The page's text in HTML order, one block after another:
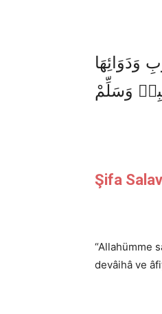
وَدَوَائِهَا
وَسَلِّمْ
Şifa
“Allahümme
devâihâ ve